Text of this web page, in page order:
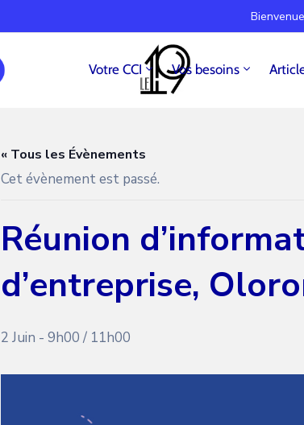
Votre CCI Vos besoins
« Tous les Évènements
Cet évènement est passé.
Réunion
d’entreprise,
2 Juin - 9h00/ 11h00